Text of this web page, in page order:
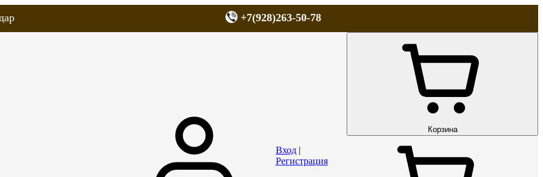
+7(928)263-50-78
ДОСТАВКА
Вход|
Регистрация
Корзина